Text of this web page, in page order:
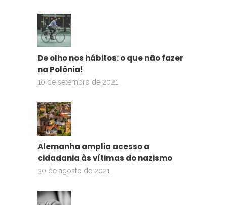
De olho nos hábitos: o que não fazer
na Polônia!
10 de setembro de 2021
Alemanha amplia acesso a
cidadania às vítimas do nazismo
30 de agosto de 2021